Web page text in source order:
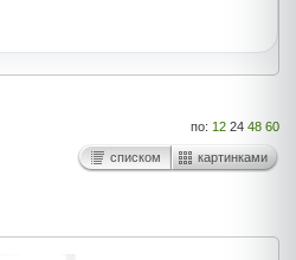
по: 12 24 48 60
списком картинками